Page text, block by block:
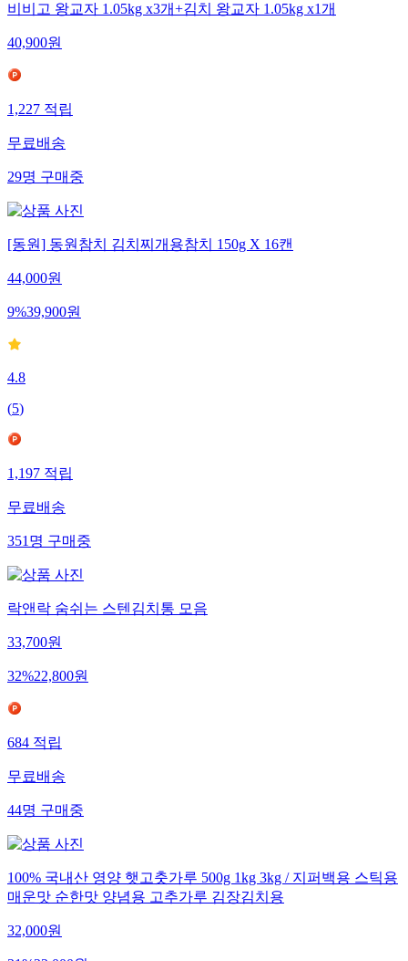
비비고 왕교자 1.05kg x3개+김치 왕교자 1.05kg x1개
40,900원
1,227 적립
무료배송
29명 구매중
[동원] 동원참치 김치찌개용참치 150g X 16캔
44,000원
9%39,900원
4.8
(5)
1,197 적립
무료배송
351 명 구매중
락앤락 숨쉬는 스텐김치통 모음
33,700원
32%22,800원
684 적립
무료배송
44명 구매중
100% 국내산 영양 햇고춧가루 500g 1kg 3kg / 지퍼백용 스틱용
매운맛 순한맛 양념용 고추가루 김장김치용
32,000원